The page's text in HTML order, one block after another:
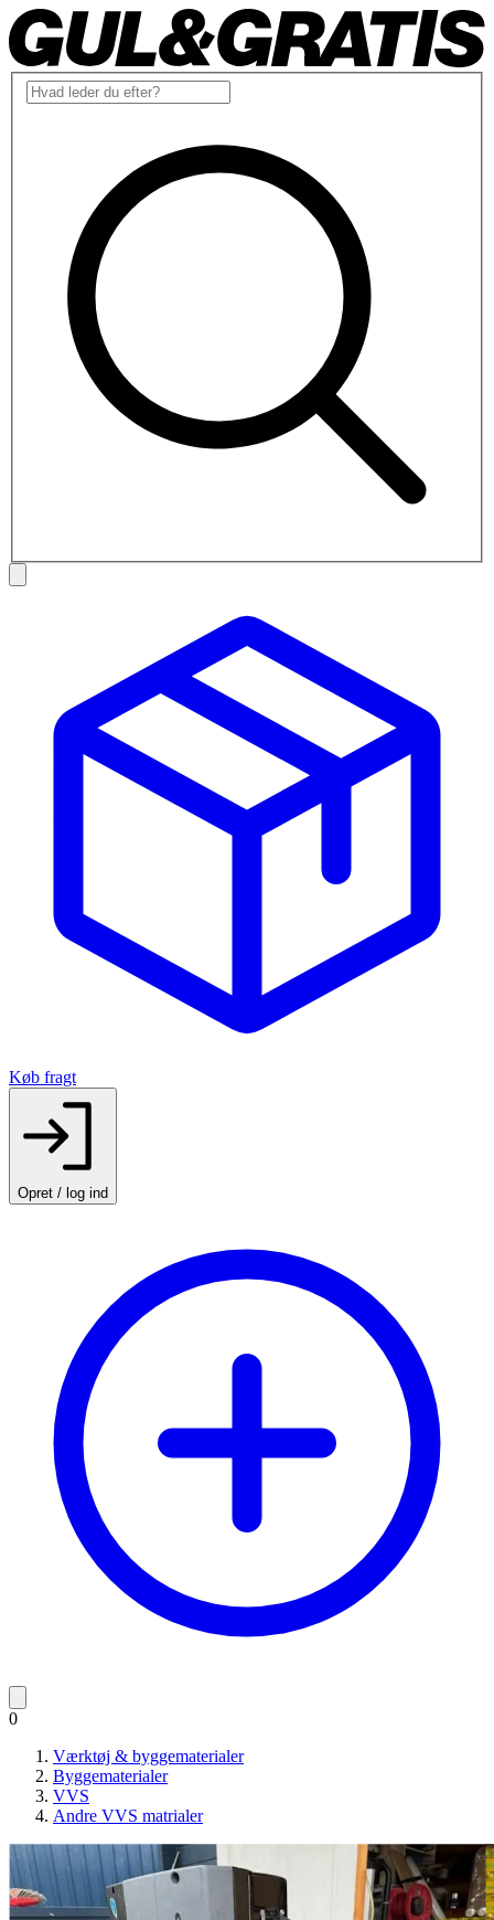
Køb fragt
Opret / log ind
0
Værktøj & byggematerialer
Byggematerialer
VVS
Andre VVS matrialer